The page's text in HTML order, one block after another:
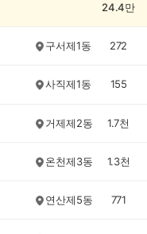
24.4만
구서제1동 272
사직제1동 155
거제제2동 1.7천
온천제3동 1.3천
연산제5동 771